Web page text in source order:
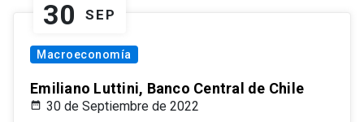
30 SEP
Macroeconomía
Emiliano Luttini, Banco Central de Chile
30 de Septiembre de 2022